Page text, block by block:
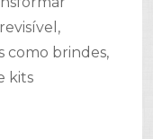
como brindes,
kits